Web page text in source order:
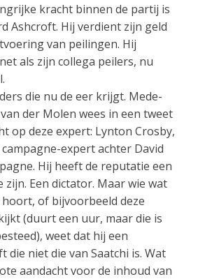
kracht binnen de partij is
Ashcroft. Hij verdient zijn geld
van peilingen. Hij
als zijn collega peilers, nu
die nu de eer krijgt. Mede-
der Molen wees in een tweet
op deze expert: Lynton Crosby,
expert achter David
Hij heeft de reputatie een
zijn. Een dictator. Maar wie wat
of bijvoorbeeld deze
(duurt een uur, maar die is
weet dat hij een
die niet die van Saatchi is. Wat
aandacht voor de inhoud van